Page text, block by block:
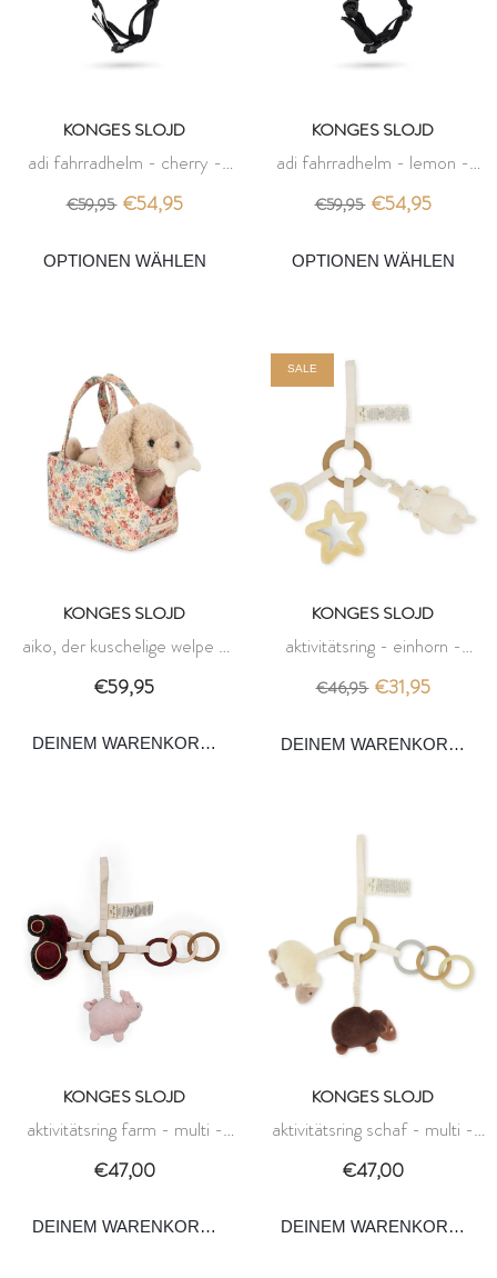
KONGES SLOJD
adi fahrradhelm - cherry -
konges slojd
€59,95 €54,95
KONGES SLOJD
adi fahrradhelm - lemon -
konges slojd
€59,95 €54,95
KONGES SLOJD
aiko, der kuschelige welpe -
konges slojd
€59,95
DEINEM WARENKORB HINZUFÜGEN
SALE
KONGES SLOJD
aktivitätsring - einhorn -
konges slojd
€46,95 €31,95
DEINEM WARENKORB
KONGES SLOJD
aktivitätsring farm - multi -
konges slojd
€47,00
DEINEM WARENKORB HINZUFÜGEN
KONGES SLOJD
aktivitätsring schaf - multi -
konges slojd
€47,00
DEINEM WARENKORB